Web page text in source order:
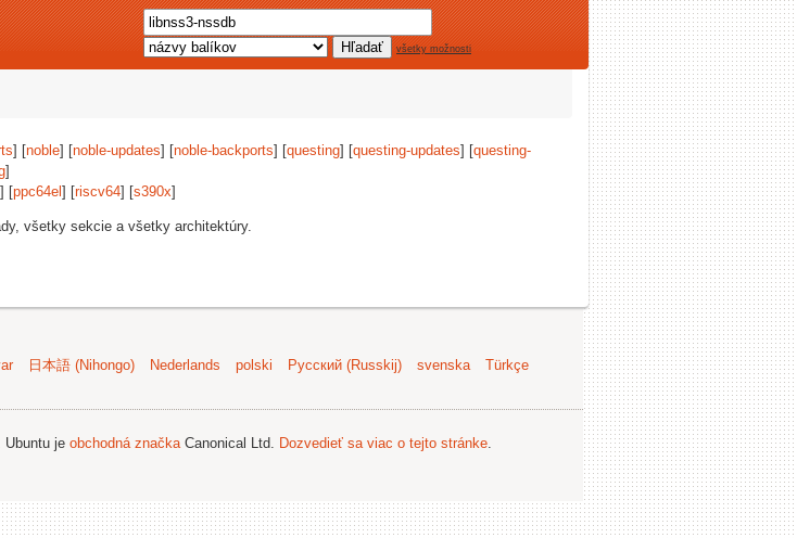
všetky možnosti
] [noble] [noble-updates] [noble-backports] [questing] [questing-updates] [questing-
]
] [ppc64el ] [riscv64] [s390x]
všetky sekcie a všetky architektúry.
日本語 (Nihongo) Nederlands polski Русский (Russkij) svenska
Türkçe
Ubuntu je obchodná značkaCanonical Ltd. Dozvedieť sa viac o tejto stránke.